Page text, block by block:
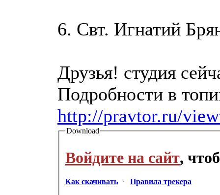
6. Свт. Игнатий
Друзья! студия
Подробности в
http://pravtor.ru/
Download
Войдите на сайт,
Как скачивать · Правила трекера